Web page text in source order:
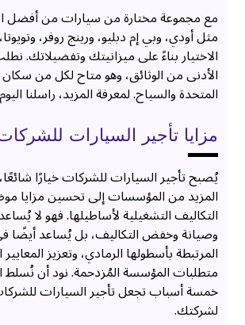
مع مجموعة مختارة من سيارات من أفضل
مثل أودي، وبي إم دبليو، ورينج روفر،
الاختيار بناءً على ميزانيتك وتفضيلاتك.
الأدنى من الوثائق، وهو متاح لكل من سكان
المتحدة والسياح. لمعرفة المزيد، راسلنا
مزايا تأجير السيارات
يُصبح تأجير السيارات للشركات خيارًا
المزيد من المؤسسات إلى تحسين مزايا
التكاليف التشغيلية لأساطيلها. فهو لا
وصيانة وخفض التكاليف، بل يُساعد أيضًا
المرتبطة بأسطولها الرمادي، وتعزيز المعايير
متطلبات المؤسسة المُزدحمة. نود أن
خمسة أسباب تجعل تأجير السيارات
لشركتك.